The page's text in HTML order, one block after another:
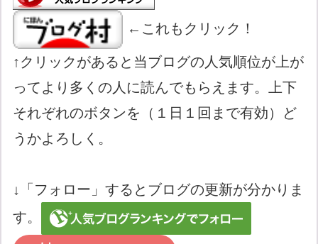
←これもクリック！
↑クリックがあると当ブログの人気順位が上が
ってより多くの人に読んでもらえます。上下
それぞれのボタンを（１日１回まで有効）ど
うかよろしく。
↓「フォロー」するとブログの更新が分かりま
す。